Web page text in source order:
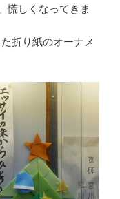
慌しくなってきま
折り紙のオーナメ